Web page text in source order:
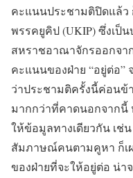
คะแนนประชามติปิดแล้ว
พรรคยูคิป (UKIP) ซึ่งเ
สหราชอาณาจักรออกจา
คะแนนของฝ่าย “อยู่ต่อ”
ว่าประชามติครั้งนี้ค่อนข้
มากกว่าที่คาดนอกจากนี้
ให้ข้อมูลทางเดียวกัน เช่น
สัมภาษณ์คนตามคูหา ก็เ
ของฝ่ายที่จะให้อยู่ต่อ น่า